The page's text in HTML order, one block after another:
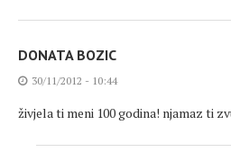
DONATA BOZIC
30/11/2012 - 10:44
živjela ti meni 100 godina! njamaz ti